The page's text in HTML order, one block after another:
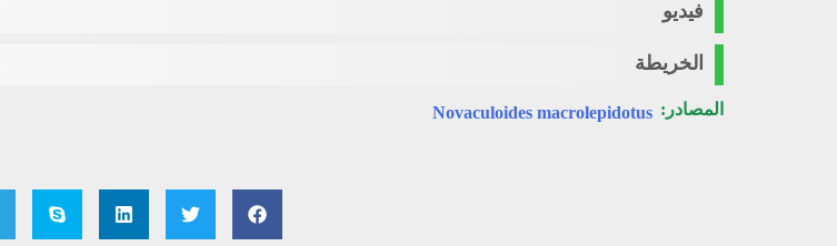
فيديو
الخريطة
المصادر: Novaculoides macrolepidotus